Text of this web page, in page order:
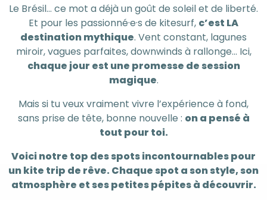
Le Brésil… ce mot a déjà un goût de soleil et de liberté.
Et pour les passionné·e·s de kitesurf, c’est LA
destination mythique. Vent constant, lagunes
miroir, vagues parfaites, downwinds à rallonge... Ici,
chaque jour est une promesse de session
magique.
Mais si tu veux vraiment vivre l’expérience à fond,
sans prise de tête, bonne nouvelle : on a pensé à
tout pour toi.
Voici notre top des spots incontournables pour
un kite trip de rêve. Chaque spot a son style, son
atmosphère et ses petites pépites à découvrir.